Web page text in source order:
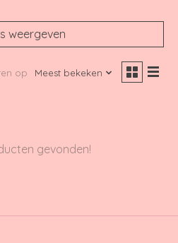
weergeven
op Meest bekeken
gevonden!